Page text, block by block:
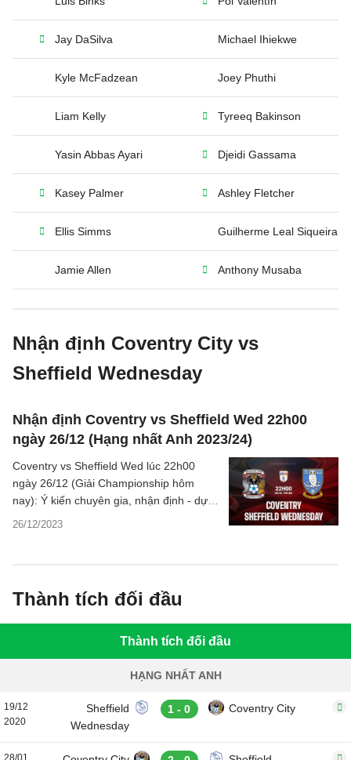
Jay DaSilva Michael Ihiekwe
Kyle McFadzean Joey Phuthi
Liam Kelly Tyreeq Bakinson
Yasin Abbas Ayari Djeidi Gassama
Kasey Palmer Ashley Fletcher
Ellis Simms Guilherme Leal Siqueira
Jamie Allen Anthony Musaba
Nhận định Coventry City vs
Sheffield Wednesday
Nhận định Coventry vs Sheffield Wed 22h00
ngày 26/12 (Hạng nhất Anh 2023/24)
26/12/2023
Coventry vs Sheffield Wed lúc 22h00
ngày 26/12 (Giải Championship hôm
nay): Ý kiến chuyên gia, nhận định - dự
đoán kết quả bóng đá, phân tích chi tiết,
Thành tích đối đầu
Thành tích đối đầu
HẠNG NHẤT ANH
19/12
2020
Sheffield
Wednesday
1 - 0 Coventry City
28/01